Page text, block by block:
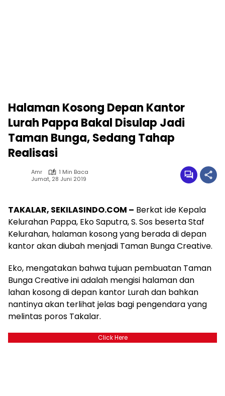
Halaman Kosong Depan Kantor
Lurah Pappa Bakal Disulap Jadi
Taman Bunga, Sedang Tahap
Realisasi
Amr
1 Min Baca
Jumat, 28 Juni 2019
TAKALAR, SEKILASINDO.COM – Berkat ide Kepala
Kelurahan Pappa, Eko Saputra, S. Sos beserta Staf
Kelurahan, halaman kosong yang berada di depan
kantor akan diubah menjadi Taman Bunga Creative.
Eko, mengatakan bahwa tujuan pembuatan Taman
Bunga Creative ini adalah mengisi halaman dan
lahan kosong di depan kantor Lurah dan bahkan
nantinya akan terlihat jelas bagi pengendara yang
melintas poros Takalar.
Click Here